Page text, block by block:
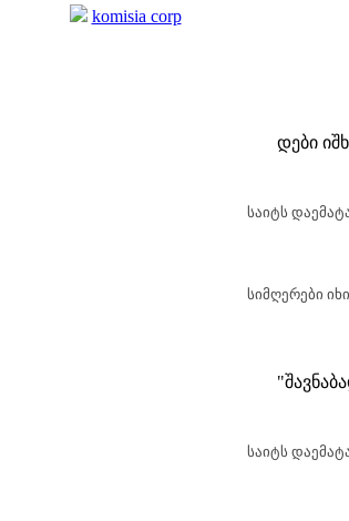
komisia corp
დები
საიტს
სიმღერები
საიტს